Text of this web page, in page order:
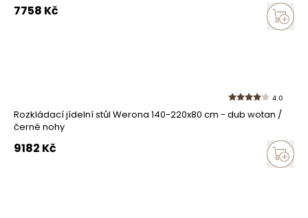
7758 Kč
4.0
Rozkládací jídelní stůl Werona 140-220x80 cm - dub wotan /
černé nohy
9182 Kč